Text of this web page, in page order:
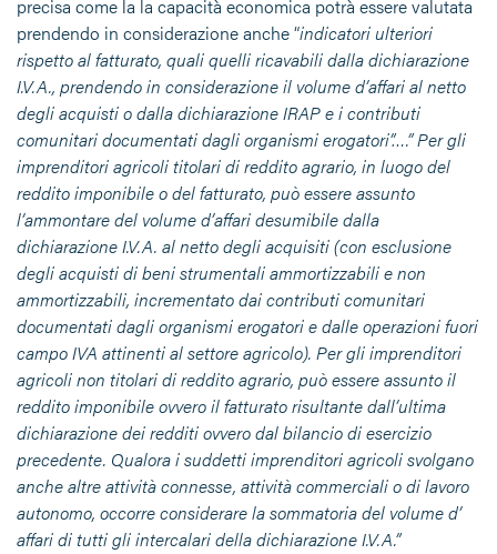
precisa come la la capacità economica potrà essere valutata
prendendo in considerazione anche “indicatori ulteriori
rispetto al fatturato, quali quelli ricavabili dalla dichiarazione
I.V.A., prendendo in considerazione il volume d’affari al netto
degli acquisti o dalla dichiarazione IRAP e i contributi
comunitari documentati dagli organismi erogatori”….” Per gli
imprenditori agricoli titolari di reddito agrario, in luogo del
reddito imponibile o del fatturato, può essere assunto
l’ammontare del volume d’affari desumibile dalla
dichiarazione I.V.A. al netto degli acquisiti (con esclusione
degli acquisti di beni strumentali ammortizzabili e non
ammortizzabili, incrementato dai contributi comunitari
documentati dagli organismi erogatori e dalle operazioni fuori
campo IVA attinenti al settore agricolo). Per gli imprenditori
agricoli non titolari di reddito agrario, può essere assunto il
reddito imponibile ovvero il fatturato risultante dall’ultima
dichiarazione dei redditi ovvero dal bilancio di esercizio
precedente. Qualora i suddetti imprenditori agricoli svolgano
anche altre attività connesse, attività commerciali o di lavoro
autonomo, occorre considerare la sommatoria del volume d’
affari di tutti gli intercalari della dichiarazione I.V.A.”